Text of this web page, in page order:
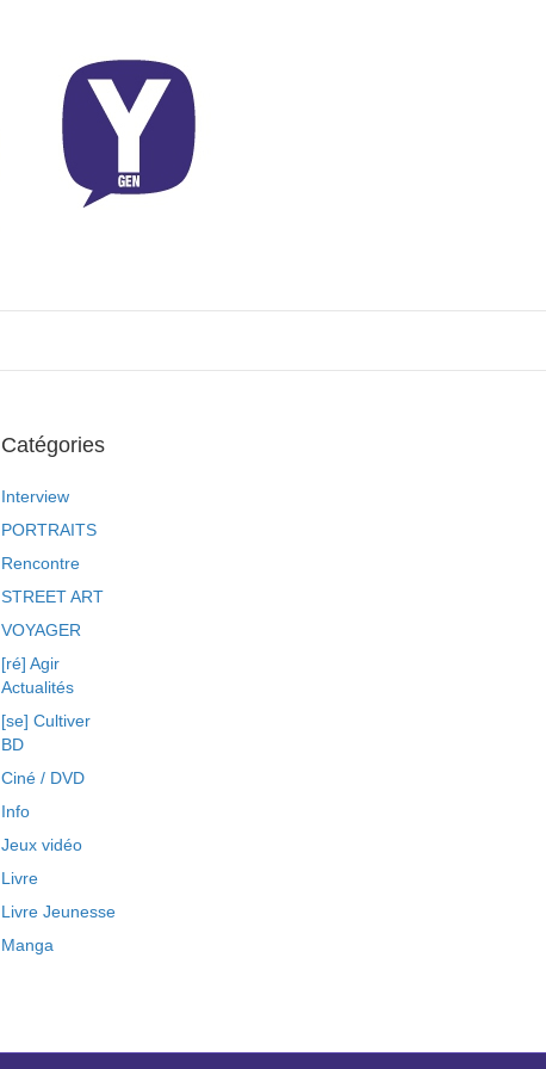
Catégories
Interview
PORTRAITS
Rencontre
STREET ART
VOYAGER
[ré] Agir
Actualités
[se] Cultiver
BD
Ciné / DVD
Info
Jeux vidéo
Livre
Livre Jeunesse
Manga